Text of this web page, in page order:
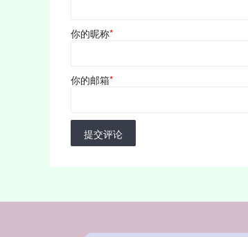
你的昵称*
你的邮箱*
提交评论